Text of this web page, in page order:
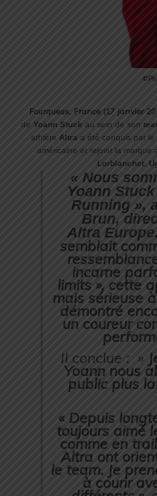
Fourqueux, France (17 janvier
de Yoann Stuck au sein de son
athlète Altra a été conquis par
américaine et rejoint la marque
Lorblanchet,
« Nous
Yoann
Running »,
Brun,
Altra Europe.
semblait
incarne
limits », cette
mais sérieuse
démontré
un coureur
Il conclue : »
Yoann nous
public plus
« Depuis
toujours aimé
comme en
Altra ont
le team. Je
à courir